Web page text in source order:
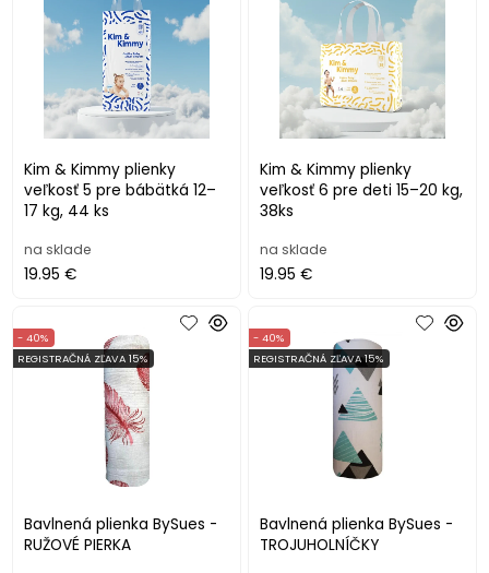
Kim & Kimmy plienky
veľkosť 5 pre bábätká 12–
17 kg, 44 ks
na sklade
19.95 €
Kim & Kimmy plienky
veľkosť 6 pre deti 15–20 kg,
38ks
na sklade
19.95 €
Bavlnená plienka BySues -
RUŽOVÉ PIERKA
- 40%
REGISTRAČNÁ ZĽAVA 15%
Bavlnená plienka BySues -
TROJUHOLNÍČKY
- 40%
REGISTRAČNÁ ZĽAVA 15%